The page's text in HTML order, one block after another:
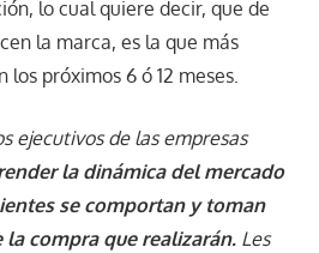
lo cual quiere decir, que de
la marca, es la que más
próximos 6 ó 12 meses.
ejecutivos de las empresas
la dinámica del mercado
se comportan y toman
compra que realizarán.Les